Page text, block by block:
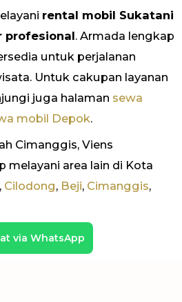
rental mobil Sukatani
profesional. Armada lengkap
untuk perjalanan
Untuk cakupan layanan
juga halaman sewa
mobil Depok.
Cimanggis, Viens
melayani area lain di Kota
, Cilodong, Beji, Cimanggis,
via WhatsApp